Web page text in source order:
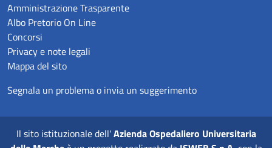
Amministrazione Trasparente
Albo Pretorio On Line
Concorsi
Privacy e note legali
Mappa del sito
Segnala un problema o invia un suggerimento
Il sito istituzionale dell'Azienda Ospedaliero Universitaria